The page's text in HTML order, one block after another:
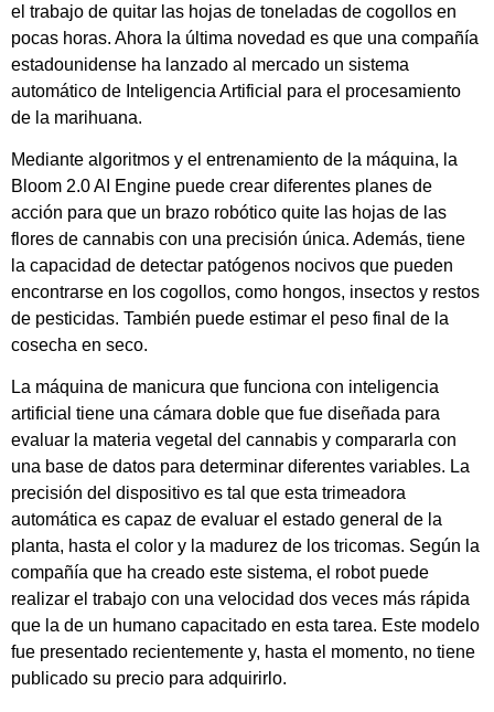
el trabajo de quitar las hojas de toneladas de cogollos en
pocas horas. Ahora la última novedad es que una compañía
estadounidense ha lanzado al mercado un sistema
automático de Inteligencia Artificial para el procesamiento
de la marihuana.
Mediante algoritmos y el entrenamiento de la máquina, la
Bloom 2.0 AI Engine puede crear diferentes planes de
acción para que un brazo robótico quite las hojas de las
flores de cannabis con una precisión única. Además, tiene
la capacidad de detectar patógenos nocivos que pueden
encontrarse en los cogollos, como hongos, insectos y restos
de pesticidas. También puede estimar el peso final de la
cosecha en seco.
La máquina de manicura que funciona con inteligencia
artificial tiene una cámara doble que fue diseñada para
evaluar la materia vegetal del cannabis y compararla con
una base de datos para determinar diferentes variables. La
precisión del dispositivo es tal que esta trimeadora
automática es capaz de evaluar el estado general de la
planta, hasta el color y la madurez de los tricomas. Según la
compañía que ha creado este sistema, el robot puede
realizar el trabajo con una velocidad dos veces más rápida
que la de un humano capacitado en esta tarea. Este modelo
fue presentado recientemente y, hasta el momento, no tiene
publicado su precio para adquirirlo.